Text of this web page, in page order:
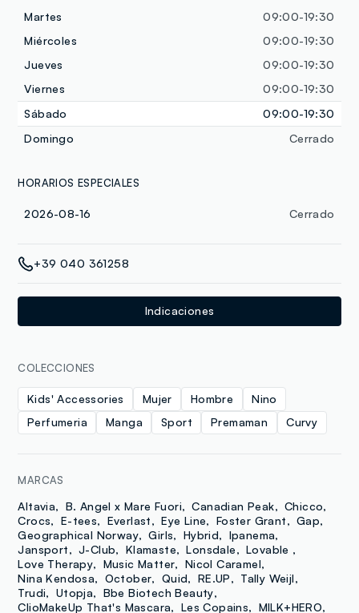
Martes
09:00-19:30
Miércoles
09:00-19:30
Jueves
09:00-19:30
Viernes
09:00-19:30
Sábado
09:00-19:30
Domingo
Cerrado
HORARIOS ESPECIALES
2026-08-16 Cerrado
+39 040 361258
Indicaciones
COLECCIONES
Kids' Accessories Mujer Hombre
Nino
Perfumeria
Manga Sport Premaman Curvy
MARCAS
Altavia B. Angel x Mare Fuori Canadian Peak
Chicco
Crocs
E-tees Everlast Eye Line Foster Grant
Gap
Geographical Norway
Girls Hybrid
Ipanema
Jansport
J-Club Klamaste Lonsdale
Lovable
Love Therapy
Music Matter
Nicol Caramel
Nina Kendosa
October Quid RE.UP
Tally Weijl
Trudi
Utopja
Bbe Biotech Beauty
ClioMakeUp That's Mascara
Les Copains
MILK+HERO